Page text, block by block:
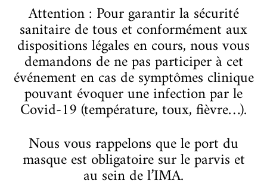
Attention : Pour garantir la sécurité
sanitaire de tous et conformément aux
dispositions légales en cours, nous vous
demandons de ne pas participer à cet
événement en cas de symptômes clinique
pouvant évoquer une infection par le
Covid-19 (température, toux, fièvre…).
Nous vous rappelons que le port du
masque est obligatoire sur le parvis et
au sein de l’IMA.